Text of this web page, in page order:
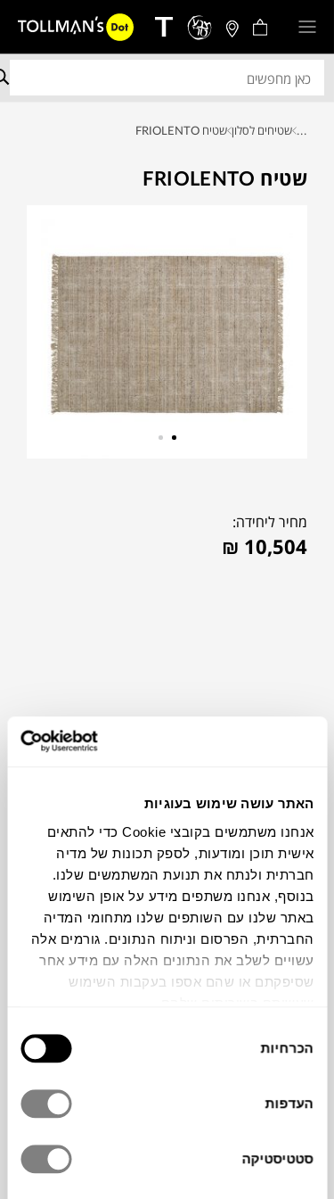
האתר עושה שימוש בעוגיות
אנחנו משתמשים בקובצי Cookie כדי להתאים
אישית תוכן ומודעות, לספק תכונות של מדיה
חברתית ולנתח את תנועת המשתמשים שלנו.
בנוסף, אנחנו משתפים מידע על אופן השימוש
באתר שלנו עם השותפים שלנו מתחומי המדיה
החברתית, הפרסום וניתוח הנתונים. גורמים אלה
עשויים לשלב את הנתונים האלה עם מידע אחר
שסיפקתם או שהם אספו בעקבות השימוש
הסכמה
הכרחיות
העדפות
סטטיסטיקה
... שטיחים לסלון שטיח FRIOLENTO
שטיח FRIOLENTO
מחיר ליחידה:
₪ 10,504
צבעים
מותג
מידות